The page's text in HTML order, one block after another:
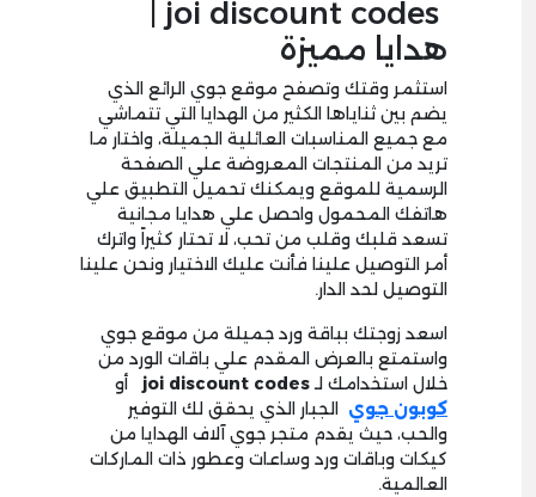
هدايا مميزة
استثمر وقتك وتصفح موقع جوي الرائع الذي
يضم بين ثناياها الكثير من الهدايا التي تتماشي
مع جميع المناسبات العائلية الجميلة، واختار ما
تريد من المنتجات المعروضة علي الصفحة
الرسمية للموقع ويمكنك تحميل التطبيق علي
هاتفك المحمول واحصل علي هدايا مجانية
تسعد قلبك وقلب من تحب، لا تحتار كثيراً واترك
أمر التوصيل علينا فأنت عليك الاختيار ونحن علينا
التوصيل لحد الدار.
اسعد زوجتك بباقة ورد جميلة من موقع جوي
واستمتع بالعرض المقدم علي باقات الورد من
خلال استخدامك لـjoi discount codes
أو
كوبون جوي الجبار الذي يحقق لك التوفير
والحب، حيث يقدم متجر جوي آلاف الهدايا من
كيكات وباقات ورد وساعات وعطور ذات الماركات
العالمية.